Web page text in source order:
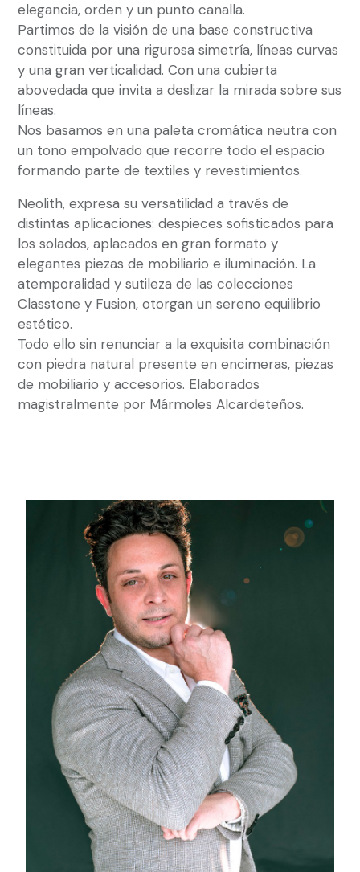
elegancia, orden y un punto canalla.
Partimos de la visión de una base constructiva
constituida por una rigurosa simetría, líneas curvas
y una gran verticalidad. Con una cubierta
abovedada que invita a deslizar la mirada sobre sus
líneas.
Nos basamos en una paleta cromática neutra con
un tono empolvado que recorre todo el espacio
formando parte de textiles y revestimientos.
Neolith, expresa su versatilidad a través de
distintas aplicaciones: despieces sofisticados para
los solados, aplacados en gran formato y
elegantes piezas de mobiliario e iluminación. La
atemporalidad y sutileza de las colecciones
Classtone y Fusion, otorgan un sereno equilibrio
estético.
Todo ello sin renunciar a la exquisita combinación
con piedra natural presente en encimeras, piezas
de mobiliario y accesorios. Elaborados
magistralmente por Mármoles Alcardeteños.